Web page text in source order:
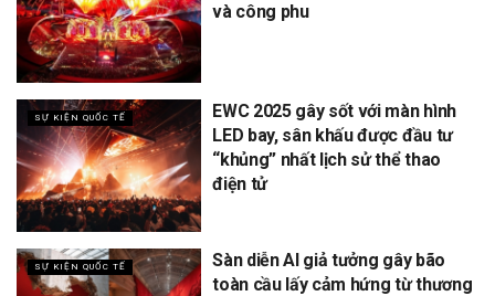
và công phu
SỰ KIỆN QUỐC TẾ
EWC 2025 gây sốt với màn hình
LED bay, sân khấu được đầu tư
“khủng” nhất lịch sử thể thao
điện tử
SỰ KIỆN QUỐC TẾ
Sàn diễn AI giả tưởng gây bão
toàn cầu lấy cảm hứng từ thương